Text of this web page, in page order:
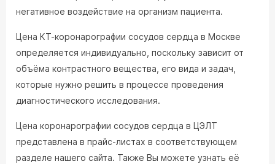
негативное воздействие на организм пациента.
Цена КТ-коронарографии сосудов сердца в Москве
определяется индивидуально, поскольку зависит от
объёма контрастного вещества, его вида и задач,
которые нужно решить в процессе проведения
диагностического исследования.
Цена коронарографии сосудов сердца в ЦЭЛТ
представлена в прайс-листах в соответствующем
разделе нашего сайта. Также Вы можете узнать её